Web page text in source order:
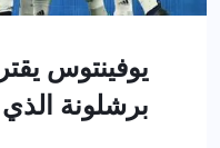
يوفينتوس
برشلونة الذي